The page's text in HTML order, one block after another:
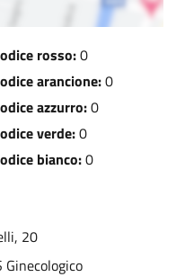
rosso:0
arancione:0
azzurro:0
verde:0
bianco:0
20
Ginecologico